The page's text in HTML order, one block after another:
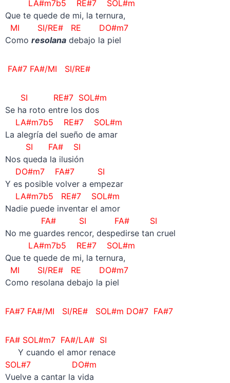
LA#m7b5 RE#7 SOL#m
Que te quede de mi, la ternura,
MI SI/RE# RE DO#m7
Como resolanadebajo la piel
FA#7 FA#/MI SI/RE#
SI RE#7 SOL#m
Se ha roto entre los dos
LA#m7b5 RE#7 SOL#m
La alegría del sueño de amar
SI FA# SI
Nos queda la ilusión
DO#m7 FA#7
SI
Y es posible volver a empezar
LA#m7b5 RE#7 SOL#m
Nadie puede inventar el amor
FA# SI FA# SI
No me guardes rencor, despedirse tan cruel
LA#m7b5 RE#7 SOL#m
Que te quede de mi, la ternura,
MI SI/RE# RE DO#m7
Como resolana debajo la piel
FA#7 FA#/MI SI/RE# SOL#m DO#7 FA#7
FA# SOL#m7 FA#/LA# SI
Y cuando el amor renace
SOL#7 DO#m
Vuelve a cantar la vida